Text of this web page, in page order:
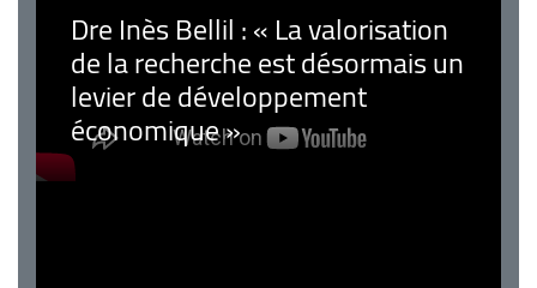
Dre Inès Bellil : « La valorisation
de la recherche est désormais un
levier de développement
économique »